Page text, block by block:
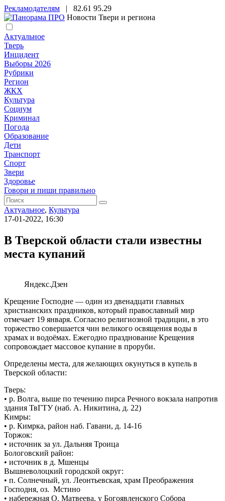
Рекламодателям | 82.61 95.29
Новости Твери и региона
Актуальное
Тверь
Инцидент
Выборы 2026
Рубрики
Регион
ЖКХ
Культура
Социум
Криминал
Погода
Образование
Дети
Транспорт
Спорт
Звери
Здоровье
Говори и пиши правильно
Актуальное, Культура
17-01-2022, 16:30
В Тверской области стали известны
места купаний
Яндекс.Дзен
Крещение Господне — один из двенадцати главных
христианских праздников, который православный мир
отмечает 19 января. Согласно религиозной традиции, в это
торжество совершается чин великого освящения воды в
храмах и водоёмах. Ежегодно празднование Крещения
сопровождает массовое купание в проруби.
Определены места, для желающих окунуться в купель в
Тверской области:
Тверь:
• р. Волга, выше по течению пирса Речного вокзала напротив
здания ТвГТУ (наб. А. Никитина, д. 22)
Кимры:
• р. Кимрка, район наб. Гавани, д. 14-16
Торжок:
• источник за ул. Дальняя Троица
Бологовский район:
• источник в д. Мшенцы
Вышневолоцкий городской округ:
• п. Солнечный, ул. Леонтьевская, храм Преображения
Господня, оз. Мстино
• набережная О. Матвеева, у Богоявленского Собора